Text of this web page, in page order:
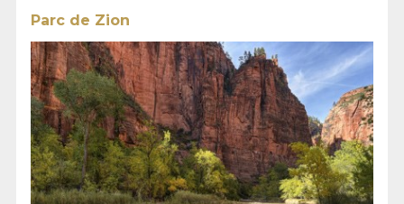
Parc de Zion